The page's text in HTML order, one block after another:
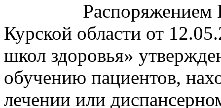
Распоряжением
Курской области от
школ здоровья»
обучению пациентов,
лечении или